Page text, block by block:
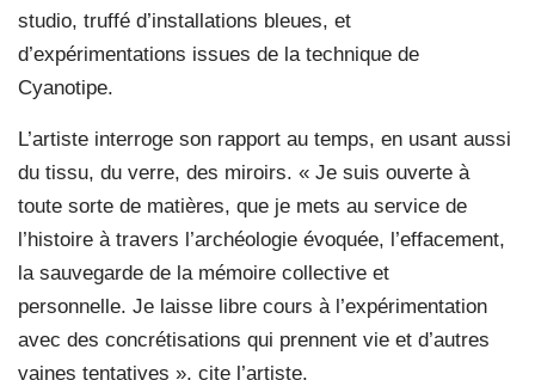
studio, truffé d’installations bleues, et
d’expérimentations issues de la technique de
Cyanotipe.
L’artiste interroge son rapport au temps, en usant aussi
du tissu, du verre, des miroirs. « Je suis ouverte à
toute sorte de matières, que je mets au service de
l’histoire à travers l’archéologie évoquée, l’effacement,
la sauvegarde de la mémoire collective et
personnelle. Je laisse libre cours à l’expérimentation
avec des concrétisations qui prennent vie et d’autres
vaines tentatives », cite l’artiste.